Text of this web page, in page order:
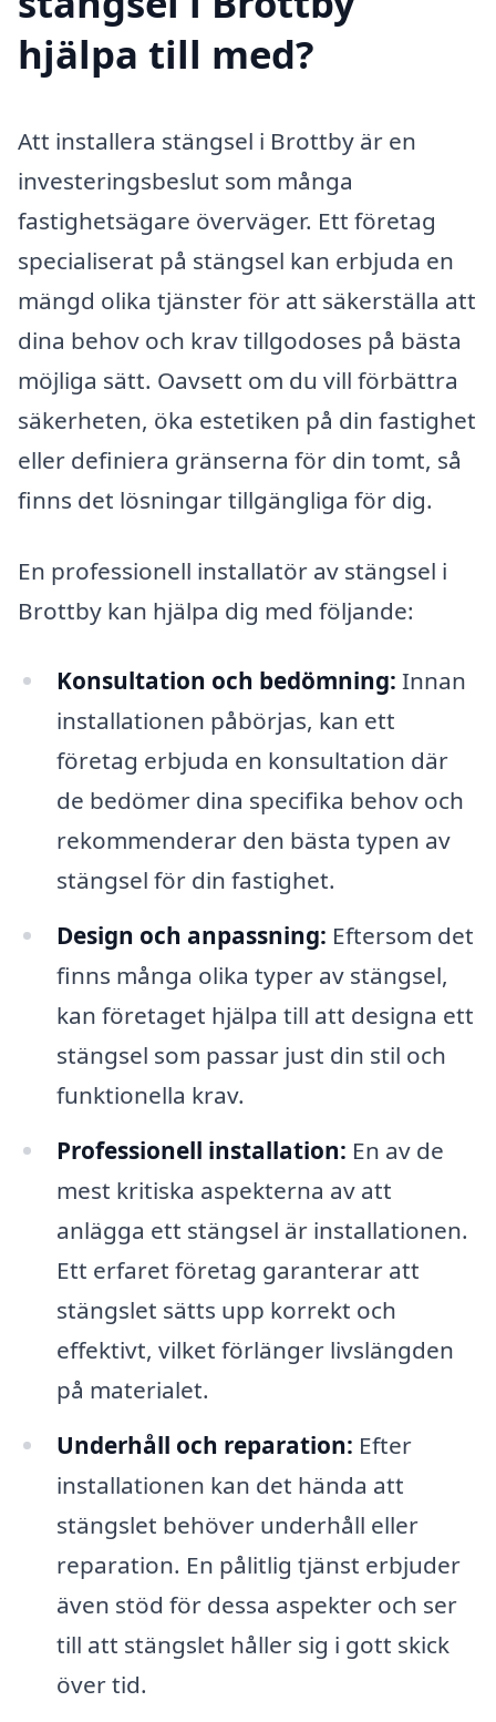
hjälpa till med?
Att installera stängsel i Brottby är en
investeringsbeslut som många
fastighetsägare överväger. Ett företag
specialiserat på stängsel kan erbjuda en
mängd olika tjänster för att säkerställa att
dina behov och krav tillgodoses på bästa
möjliga sätt. Oavsett om du vill förbättra
säkerheten, öka estetiken på din fastighet
eller definiera gränserna för din tomt, så
finns det lösningar tillgängliga för dig.
En professionell installatör av stängsel i
Brottby kan hjälpa dig med följande:
Konsultation och bedömning: Innan
installationen påbörjas, kan ett
företag erbjuda en konsultation där
de bedömer dina specifika behov och
rekommenderar den bästa typen av
stängsel för din fastighet.
Design och anpassning: Eftersom det
finns många olika typer av stängsel,
kan företaget hjälpa till att designa ett
stängsel som passar just din stil och
funktionella krav.
Professionell installation: En av de
mest kritiska aspekterna av att
anlägga ett stängsel är installationen.
Ett erfaret företag garanterar att
stängslet sätts upp korrekt och
effektivt, vilket förlänger livslängden
på materialet.
Underhåll och reparation: Efter
installationen kan det hända att
stängslet behöver underhåll eller
reparation. En pålitlig tjänst erbjuder
även stöd för dessa aspekter och ser
till att stängslet håller sig i gott skick
över tid.